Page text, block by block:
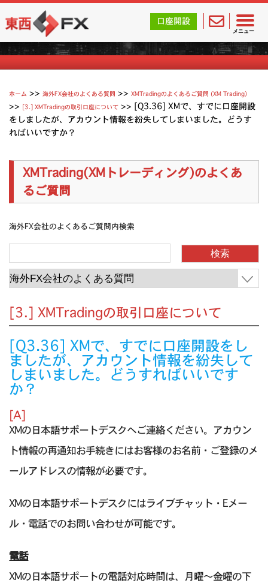
メニュー
東西FX｜海外FX会社（ブローカー）の無料口座開設サポ
口座開設
XMTradingのよくあるご質問
ホーム >>海外FX会社のよくある質問 >>XMTradingのよくあるご質問 (XM Trading）
>> [3.] XMTradingの取引口座について >> [Q3.36] XMで、すでに口座開設
をしましたが、アカウント情報を紛失してしまいました。どうす
ればいいですか？
XMTrading(XMトレーディング)のよくあ
るご質問
海外FX会社のよくあるご質問内検索
[3.] XMTradingの取引口座について
[Q3.36] XMで、すでに口座開設をし
ましたが、アカウント情報を紛失して
しまいました。どうすればいいです
か？
[A]
XMの日本語サポートデスクへご連絡ください。アカウン
ト情報の再通知お手続きにはお客様のお名前・ご登録のメ
ールアドレスの情報が必要です。
XMの日本語サポートデスクにはライブチャット・Eメー
ル・電話でのお問い合わせが可能です。
電話
XMの日本語サポートの電話対応時間は、月曜～金曜の下